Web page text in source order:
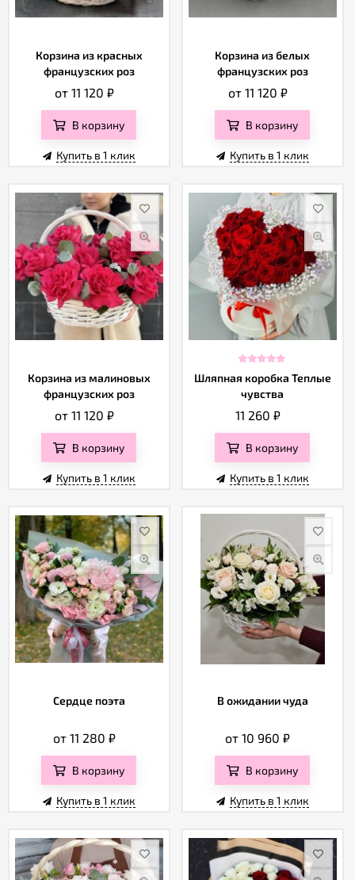
Корзина из красных
французских роз
от 11 120 ₽
В корзину
Купить в 1 клик
Корзина из белых
французских роз
от 11 120 ₽
В корзину
Купить в 1 клик
Корзина из малиновых
французских роз
от 11 120 ₽
В корзину
Купить в 1 клик
Шляпная коробка Теплые
чувства
11 260 ₽
В корзину
Купить в 1 клик
Сердце поэта
от 11 280 ₽
В корзину
Купить в 1 клик
В ожидании чуда
от 10 960₽
В корзину
Купить в 1 клик